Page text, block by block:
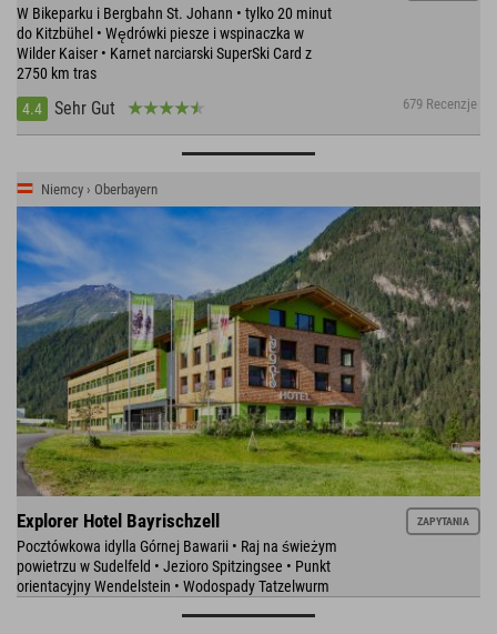
W Bikeparku i Bergbahn St. Johann • tylko 20 minut
do Kitzbühel • Wędrówki piesze i wspinaczka w
Wilder Kaiser • Karnet narciarski SuperSki Card z
2750 km tras
4.4
Sehr Gut 679 Recenzje
Niemcy › Oberbayern
Explorer Hotel Bayrischzell
Pocztówkowa idylla Górnej Bawarii • Raj na świeżym
powietrzu w Sudelfeld • Jezioro Spitzingsee • Punkt
orientacyjny Wendelstein • Wodospady Tatzelwurm
ZAPYTANIA